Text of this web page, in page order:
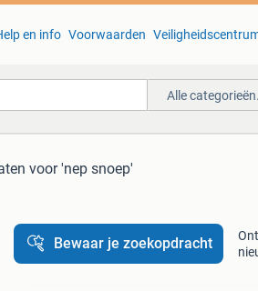
en info Voorwaarden
Alle
voor 'nep snoep'
Bewaar je zoekopdracht